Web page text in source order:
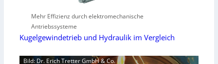
Mehr Effizienz durch elektromechanische
Antriebssysteme
Kugelgewindetrieb und Hydraulik im Vergleich
Bild: Dr. Erich Tretter GmbH & Co.